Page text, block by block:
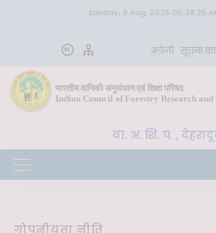
Sunday, 9 Aug, 2026 00:38:25
अंग्रेज़ी सूचना
भारतीय वानिकी अनुसंधान एवं शिक्षा परिषद
Indian Council of Forestry Research and
CoE-SLM, भा. वा. अ. शि. प. ,